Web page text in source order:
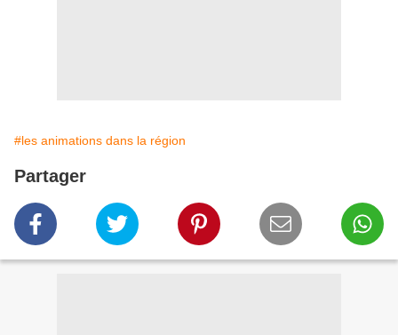
#les animations dans la région
Partager